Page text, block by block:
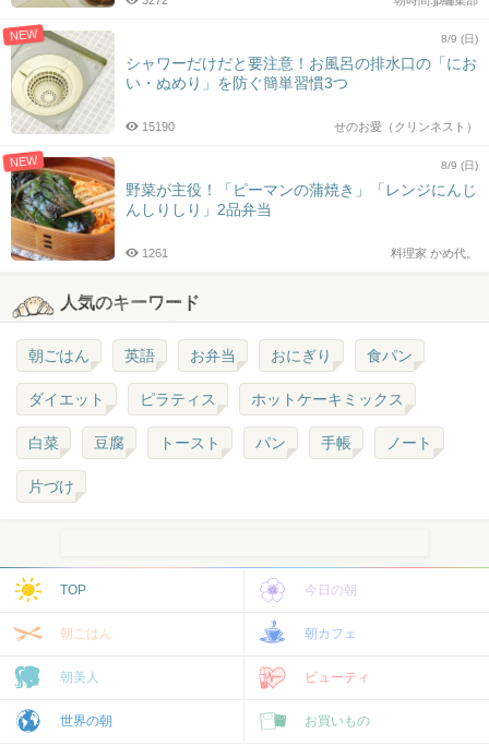
NEW 8/9 (日)
シャワーだけだと要注意！お風呂の排水口の「にお
い・ぬめり」を防ぐ簡単習慣3つ
せのお愛（クリンネスト）
15190
NEW 8/9 (日)
野菜が主役！「ピーマンの蒲焼き」「レンジにんじ
んしりしり」2品弁当
料理家 かめ代。
1261
人気のキーワード
朝ごはん 英語 お弁当 おにぎり 食パン
ダイエット ピラティス ホットケーキミックス
白菜 豆腐 トースト パン 手帳 ノート
片づけ
TOP 今日の朝
朝ごはん 朝カフェ
朝美人 ビューティ
世界の朝 お買いもの